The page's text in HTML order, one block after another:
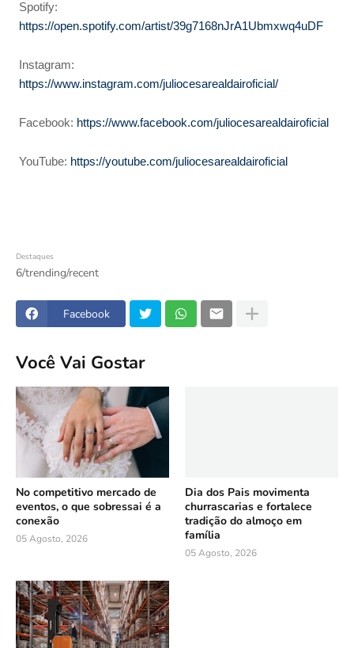
Spotify:
https://open.spotify.com/artist/39g7168nJrA1Ubmxwq4uDF
Instagram:
https://www.instagram.com/juliocesarealdairoficial/
Facebook: https://www.facebook.com/juliocesarealdairoficial
YouTube: https://youtube.com/juliocesarealdairoficial
Destaques
6/trending/recent
Facebook
Você Vai Gostar
No competitivo mercado de
eventos, o que sobressai é a
conexão
05 Agosto, 2026
Dia dos Pais movimenta
churrascarias e fortalece
tradição do almoço em
família
05 Agosto, 2026